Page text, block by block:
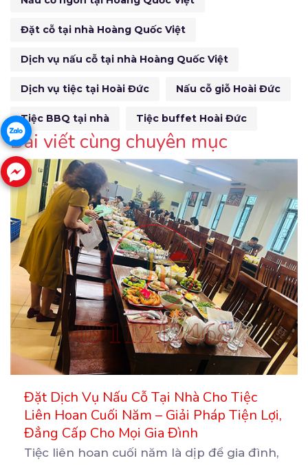
Đặt cỗ tại nhà Hoàng Quốc Việt
Dịch vụ nấu cỗ tại nhà Hoàng Quốc Việt
Dịch vụ tiệc tại Hoài Đức Nấu cỗ giỗ Hoài Đức
Tiệc BBQ tại nhà Tiệc buffet Hoài Đức
Bài viết cùng chuyên mục
Đặt Dịch Vụ Nấu Cỗ Tại Nhà Cho Tiệc
Liên Hoan Cuối Năm – Giải Pháp Tiện Lợi,
Đẳng Cấp Cho Mọi Gia Đình
Tiệc liên hoan cuối năm là dịp để gia đình,